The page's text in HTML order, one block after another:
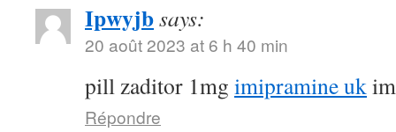
Ipwyjbsays:
20 août 2023 at 6 h 40 min
pill zaditor 1mg imipramine uk
Répondre